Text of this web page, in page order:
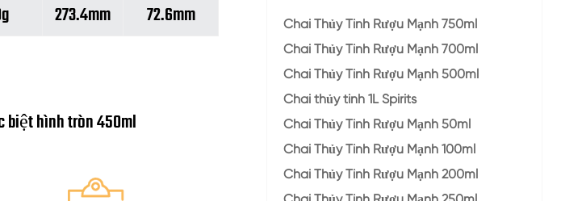
273.4mm 72.6mm
biệt hình tròn 450ml
Chai Thủy Tinh Rượu Mạnh 750ml
Chai Thủy Tinh Rượu Mạnh 700ml
Chai Thủy Tinh Rượu Mạnh 500ml
Chai thủy tinh 1L Spirits
Chai Thủy Tinh Rượu Mạnh 50ml
Chai Thủy Tinh Rượu Mạnh 100ml
Chai Thủy Tinh Rượu Mạnh 200ml